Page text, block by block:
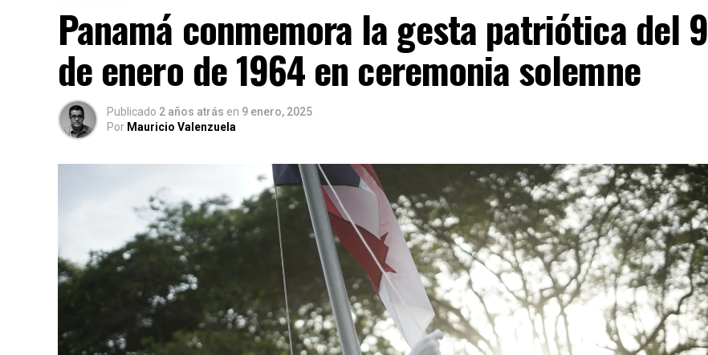
Panamá conmemora la gesta patriótica del 9
de enero de 1964 en ceremonia solemne
Publicado 2 años atrás en 9 enero, 2025
Por Mauricio Valenzuela